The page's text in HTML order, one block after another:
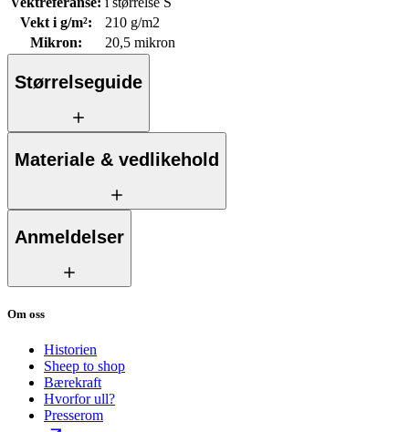
Vekt i g/m²:
210 g/m2
Mikron: 20,5 mikron
Størrelseguide
Materiale & vedlikehold
Anmeldelser
Om oss
Historien
Sheep to shop
Bærekraft
Hvorfor ull?
Presserom